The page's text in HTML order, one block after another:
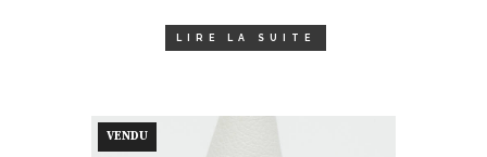
LIRE LA SUITE
VENDU